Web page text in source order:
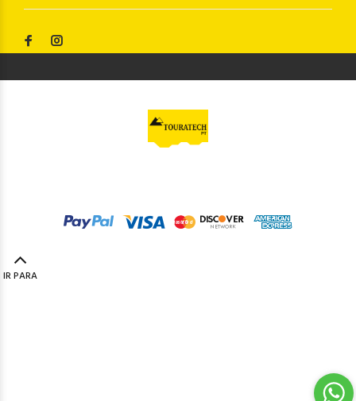
IR PARA